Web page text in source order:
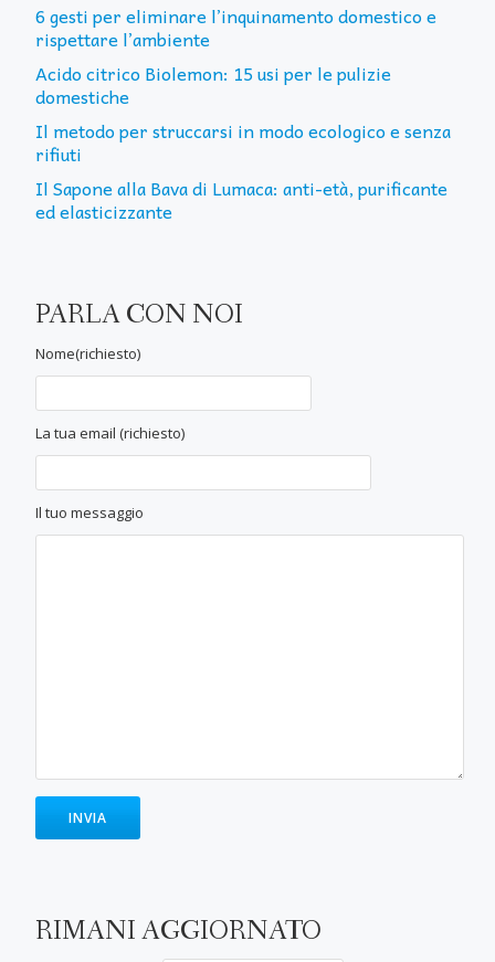
6 gesti per eliminare l’inquinamento domestico e
rispettare l’ambiente
Acido citrico Biolemon: 15 usi per le pulizie
domestiche
Il metodo per struccarsi in modo ecologico e senza
rifiuti
Il Sapone alla Bava di Lumaca: anti-età, purificante
ed elasticizzante
PARLA CON NOI
Nome(richiesto)
La tua email (richiesto)
Il tuo messaggio
RIMANI AGGIORNATO